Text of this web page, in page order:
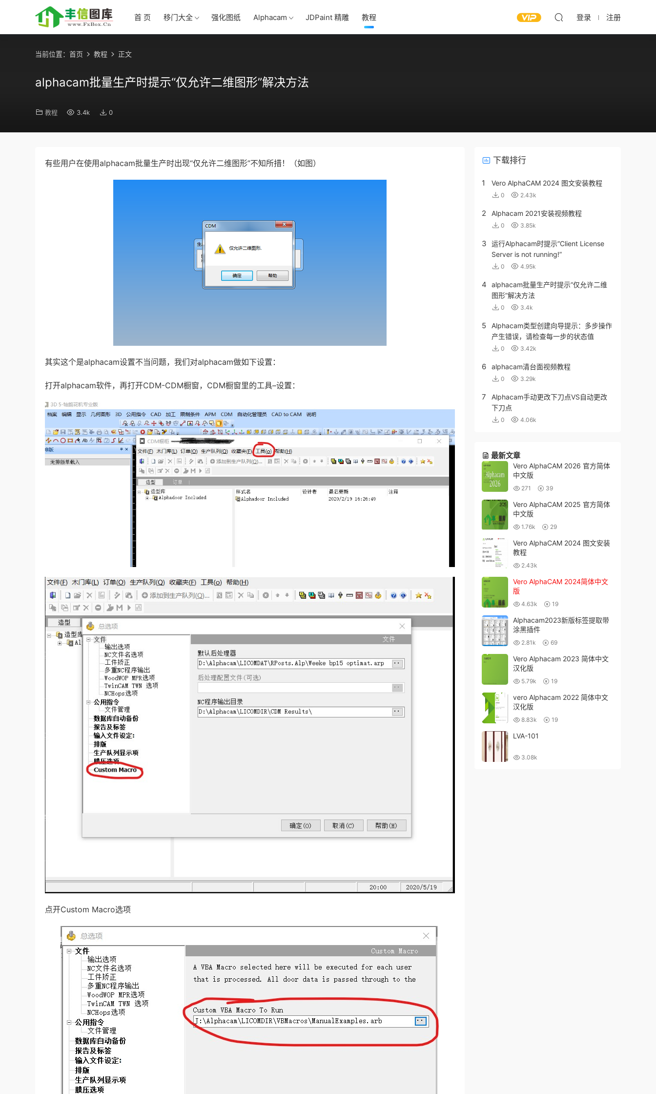
首 页 移门大全 强化图纸 Alphacam JDPaint 精雕 教程 登录 注册
当前位置： 首页 教程 正文
alphacam批量生产时提示“仅允许二维图形”解决方法
教程 3.4k 0
有些用户在使用alphacam批量生产时出现“仅允许二维图形”不知所措！（如图）
其实这个是alphacam设置不当问题，我们对alphacam做如下设置：
打开alphacam软件，再打开CDM-CDM橱窗， CDM橱窗里的工具–设置：
点开Custom Macro选项
下载排行
1 Vero AlphaCAM 2024 图文安装教程
0 2.43k
2 Alphacam 2021安装视频教程
0 3.85k
3
运行Alphacam时提示“Client License
Server is not running!”
0 4.95k
4
alphacam批量生产时提示“仅允许二维
图形”解决方法
0 3.4k
5
Alphacam类型创建向导提示：多步操作
产生错误，请检查每一步的状态值
0 3.42k
6 alphacam清台面视频教程
0 3.29k
7
Alphacam手动更改下刀点VS自动更改
下刀点
0 4.06k
最新文章
Vero AlphaCAM 2026 官方简体
中文版
271 39
Vero AlphaCAM 2025 官方简体
中文版
1.76k 29
Vero AlphaCAM 2024 图文安装
教程
2.43k
Vero AlphaCAM 2024简体中文
版
4.63k 19
Alphacam2023新版标签提取带
涂黑插件
2.81k 69
Vero Alphacam 2023 简体中文
汉化版
5.79k 19
vero Alphacam 2022 简体中文
汉化版
8.83k 19
LVA-101
3.08k